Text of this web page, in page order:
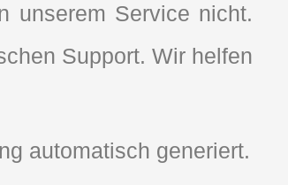
unserem Service nicht.
Support. Wir helfen
automatisch generiert.